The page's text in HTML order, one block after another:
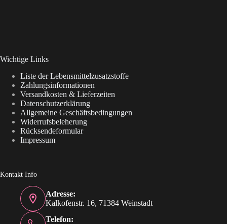
Wichtige Links
Liste der Lebensmittelzusatzstoffe
Zahlungsinformationen
Versandkosten & Lieferzeiten
Datenschutzerklärung
Allgemeine Geschäftsbedingungen
Widerrufsbeleherung
Rücksendeformular
Impressum
Kontakt Info
Adresse:
Kalkofenstr. 16, 71384 Weinstadt
Telefon: